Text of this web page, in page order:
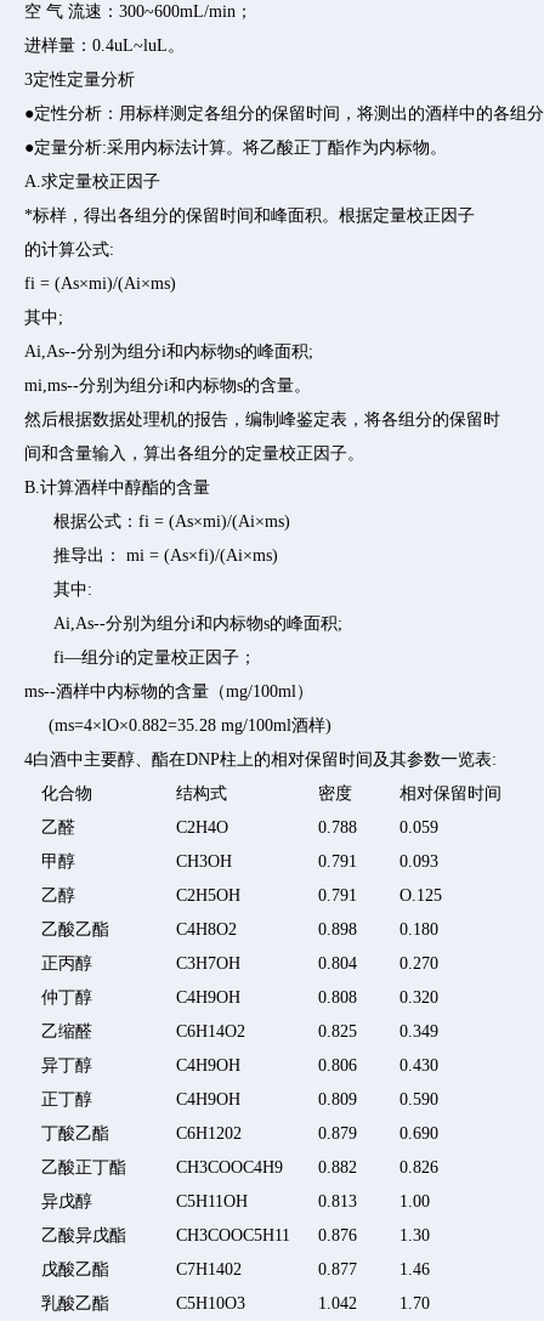
空 气 流速：300~600mL/min；
进样量：0.4uL~luL。
3定性定量分析
●定性分析：用标样测定各组分的保留时间，将测出的酒样中的各组
●定量分析:采用内标法计算。将乙酸正丁酯作为内标物。
A.求定量校正因子
*标样，得出各组分的保留时间和峰面积。根据定量校正因子
的计算公式:
fi = (As×mi)/(Ai×ms)
其中;
Ai,As--分别为组分i和内标物s的峰面积;
mi,ms--分别为组分i和内标物s的含量。
然后根据数据处理机的报告，编制峰鉴定表，将各组分的保留时
间和含量输入，算出各组分的定量校正因子。
B.计算酒样中醇酯的含量
根据公式：fi = (As×mi)/(Ai×ms)
推导出： mi = (As×fi)/(Ai×ms)
其中:
Ai,As--分别为组分i和内标物s的峰面积;
fi—组分i的定量校正因子；
ms--酒样中内标物的含量（mg/100ml）
(ms=4×lO×0.882=35.28 mg/100ml酒样)
4白酒中主要醇、酯在DNP柱上的相对保留时间及其参数一览表:
化合物
结构式 密度
相对保留时间
乙醛
C2H4O 0.788
0.059
甲醇
CH3OH 0.791
0.093
乙醇
C2H5OH 0.791
O.125
乙酸乙酯
C4H8O2 0.898
0.180
正丙醇
C3H7OH 0.804
0.270
仲丁醇
C4H9OH 0.808
0.320
乙缩醛
C6H14O2 0.825
0.349
异丁醇
C4H9OH 0.806
0.430
正丁醇
C4H9OH 0.809
0.590
丁酸乙酯
C6H1202 0.879
0.690
乙酸正丁酯
CH3COOC4H9 0.882
0.826
异戊醇
C5H11OH 0.813
1.00
乙酸异戊酯
CH3COOC5H11 0.876
1.30
戊酸乙酯
C7H1402 0.877
1.46
乳酸乙酯
C5H10O3 1.042 1.70